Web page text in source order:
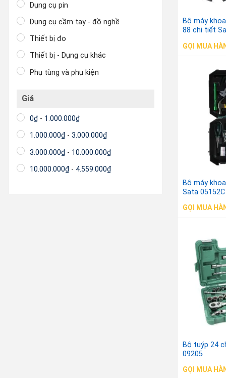
Bộ máy
88 chi tiết
GỌI MUA
Bộ máy
Sata 05152C
GỌI MUA
Bộ tuýp 24
09205
GỌI MUA
Dụng cụ pin
Dụng cụ cầm tay - đồ nghề
Thiết bị đo
Thiết bị - Dụng cụ khác
Phụ tùng và phụ kiện
Giá
0₫ - 1.000.000₫
1.000.000₫ - 3.000.000₫
3.000.000₫ - 10.000.000₫
10.000.000₫ - 4.559.000₫